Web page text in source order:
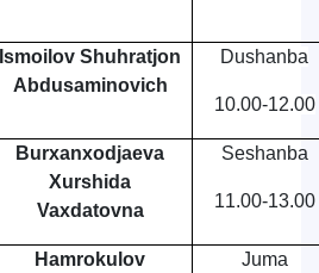
Ismoilov Shuhratjon
Abdusaminovich
Dushanba
10.00-12.00
Burxanxodjaeva
Xurshida
Vaxdatovna
Seshanba
11.00-13.00
Hamrokulov
Juma